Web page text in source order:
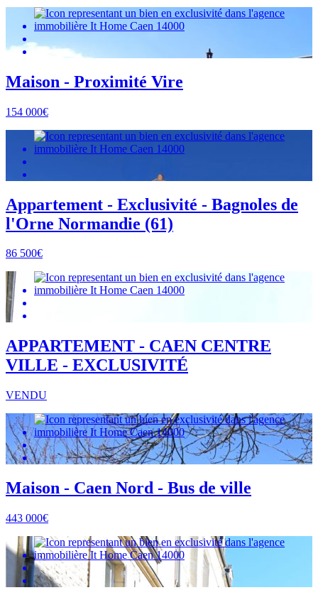
Maison - Proximité Vire
154 000€
Appartement - Exclusivité - Bagnoles de
l'Orne Normandie (61)
86 500€
APPARTEMENT - CAEN CENTRE
VILLE - EXCLUSIVITÉ
VENDU
Maison - Caen Nord - Bus de ville
443 000€